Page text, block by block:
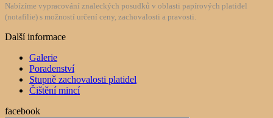
Nabízíme vypracování znaleckých posudků v oblasti papírových platidel
(notafilie) s možností určení ceny, zachovalosti a pravosti.
Další informace
Galerie
Poradenství
Stupně zachovalosti platidel
Čištění mincí
facebook